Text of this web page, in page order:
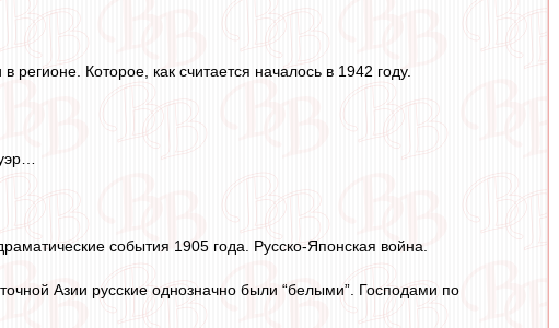
Которое, как считается началось в 1942 году.
события 1905 года. Русско-Японская война.
Азии русские однозначно были “белыми”. Господами по